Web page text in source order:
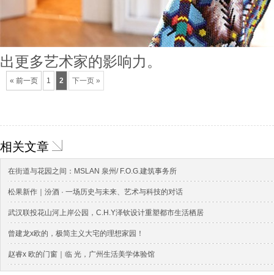
出更多艺术家的影响力。
« 前一页 1 2 下一页 »
相关文章
在街道与花园之间：MSLAN 泉州/ F.O.G.建筑事务所
松果新作｜汾酒 · 一场历史与未来、艺术与科技的对话
武汉联投花山河上岸公园，C.H.Y泽钦设计重塑都市生活栖居
曾建龙x欧的，极简主义大宅的理想家园！
赵睿x 欧的门窗｜临 光，广州生活美学体验馆